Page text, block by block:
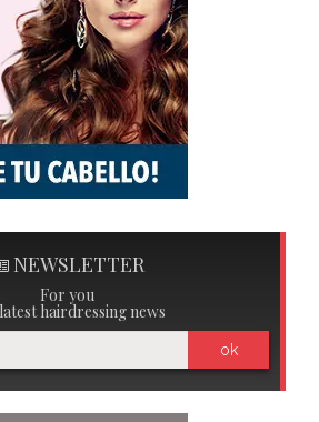
NEWSLETTER
For you
hairdressing news
ok